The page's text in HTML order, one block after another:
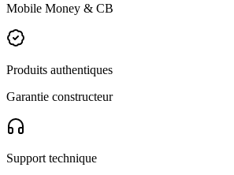
Mobile Money & CB
Produits authentiques
Garantie constructeur
Support technique